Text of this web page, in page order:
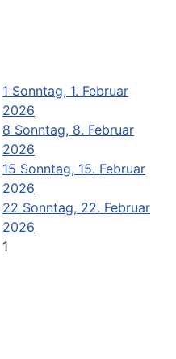
1 Sonntag, 1. Februar
2026
8 Sonntag, 8. Februar
2026
15 Sonntag, 15. Februar
2026
22 Sonntag, 22. Februar
2026
1